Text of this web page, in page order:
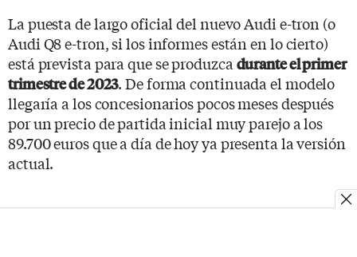
La puesta de largo oficial del nuevo Audi e-tron (o
Audi Q8 e-tron, si los informes están en lo cierto)
está prevista para que se produzca durante el primer
trimestre de 2023. De forma continuada el modelo
llegaría a los concesionarios pocos meses después
por un precio de partida inicial muy parejo a los
89.700 euros que a día de hoy ya presenta la versión
actual.